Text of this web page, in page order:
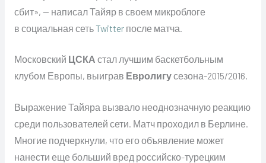
сбит», — написал Тайяр в своем микроблоге
в социальная сетьTwitterпосле матча.
Московский ЦСКА стал лучшим баскетбольным
клубом Европы, выиграв Евролигусезона-2015/2016.
Выражение Тайяра вызвало неоднозначную реакцию
среди пользователей сети. Матч проходил в Берлине.
Многие подчеркнули, что его объявление может
нанести еще больший вред российско-турецким